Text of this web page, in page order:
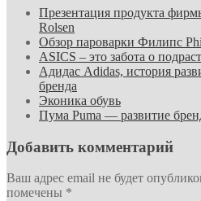
Презентация продукта
Rolsen
Обзор пароварки Филипс
ASICS – это забота о
Адидас Adidas, история
бренда
Эконика обувь
Пума Puma — развитие
Добавить комментарий
Ваш адрес email не будет
помечены *